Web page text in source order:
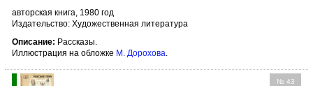
авторская книга, 1980 год
Издательство: Художественная литература
Описание: Рассказы.
Иллюстрация на обложке М. Дорохова.
№ 43